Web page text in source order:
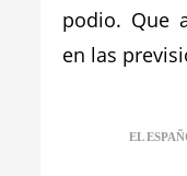
podio. Que
en las
EL